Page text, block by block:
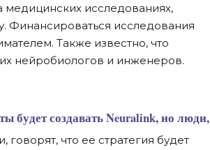
медицинских исследованиях,
Финансироваться исследования
Также известно, что
нейробиологов и инженеров.
будет создавать Neuralink, но люди,
что ее стратегия будет